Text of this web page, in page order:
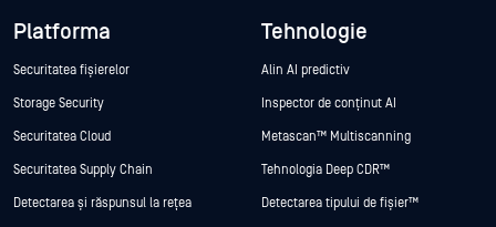
Platforma
Securitatea fișierelor
Storage Security
Securitatea Cloud
Securitatea Supply Chain
Detectarea și răspunsul la rețea
Tehnologie
Alin AI predictiv
Inspector de conținut AI
Metascan™ Multiscanning
Tehnologia Deep CDR™
Detectarea tipului de fișier™